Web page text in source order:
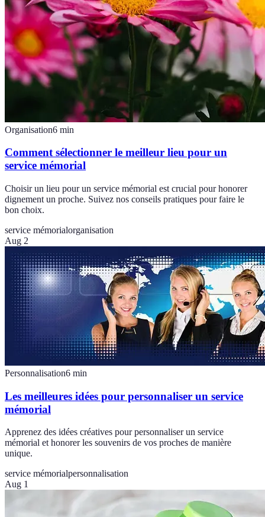
Organisation6 min
Comment sélectionner le meilleur lieu pour un
service mémorial
Choisir un lieu pour un service mémorial est crucial pour honorer
dignement un proche. Suivez nos conseils pratiques pour faire le
bon choix.
service mémorialorganisation
Aug 2
Personnalisation6 min
Les meilleures idées pour personnaliser un service
mémorial
Apprenez des idées créatives pour personnaliser un service
mémorial et honorer les souvenirs de vos proches de manière
unique.
service mémorialpersonnalisation
Aug 1